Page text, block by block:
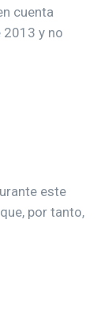
cuenta
y no
este
por tanto,